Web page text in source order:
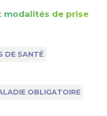
de prise
DE SANTÉ
OBLIGATOIRE